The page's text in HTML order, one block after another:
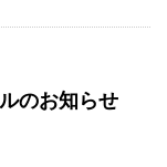
のお知らせ